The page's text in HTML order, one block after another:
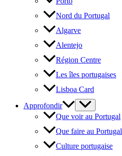
Nord du Portugal
Algarve
Alentejo
Région Centre
Les îles portugaises
Lisboa Card
Approfondir
Que voir au Portugal
Que faire au Portugal
Culture portugaise